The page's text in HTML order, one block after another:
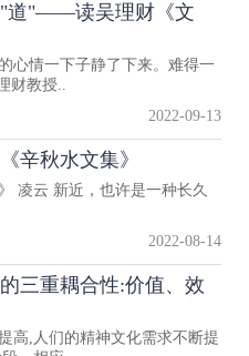
"道"——读吴理财《文
心情一下子静了下来。难得一
财教授..
2022-09-13
辛秋水文集》
凌云 新近，也许是一种长久
2022-08-14
三重耦合性:价值、效
高,人们的精神文化需求不断提